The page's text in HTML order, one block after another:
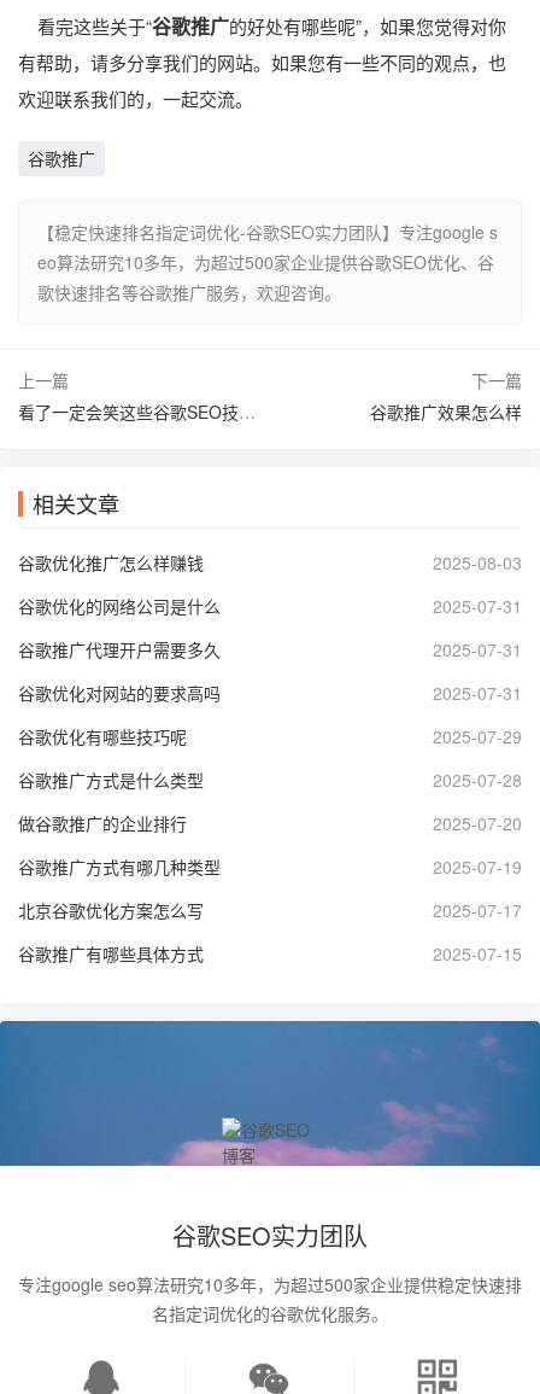
看完这些关于“谷歌推广的好处有哪些呢”，如果您觉得对你
有帮助，请多分享我们的网站。如果您有一些不同的观点，也
欢迎联系我们的，一起交流。
谷歌推广
【稳定快速排名指定词优化-谷歌SEO实力团队】专注google s
eo算法研究10多年，为超过500家企业提供谷歌SEO优化、谷
歌快速排名等谷歌推广服务，欢迎咨询。
上一篇
看了一定会笑这些谷歌SEO技巧居然如此实用
下一篇
谷歌推广效果怎么样
相关文章
谷歌优化推广怎么样赚钱
2025-08-03
谷歌优化的网络公司是什么
2025-07-31
谷歌推广代理开户需要多久
2025-07-31
谷歌优化对网站的要求高吗
2025-07-31
谷歌优化有哪些技巧呢
2025-07-29
谷歌推广方式是什么类型
2025-07-28
做谷歌推广的企业排行
2025-07-20
谷歌推广方式有哪几种类型
2025-07-19
北京谷歌优化方案怎么写
2025-07-17
谷歌推广有哪些具体方式
2025-07-15
谷歌SEO实力团队
专注google seo算法研究10多年，为超过500家企业提供稳定快速排
名指定词优化的谷歌优化服务。